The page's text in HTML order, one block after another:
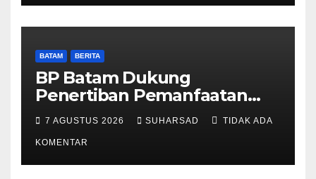
BATAM BERITA
BP Batam Dukung
Penertiban Pemanfaatan
Ruang Laut Sesuai
Ketentuan Peraturan
Perundang-undangan
7 AGUSTUS 2026 SUHARSAD TIDAK ADA
KOMENTAR